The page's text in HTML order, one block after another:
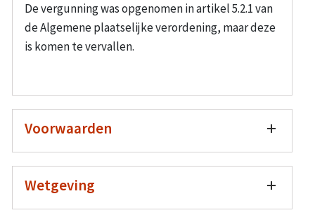
De vergunning was opgenomen in artikel 5.2.1 van
de Algemene plaatselijke verordening, maar deze
is komen te vervallen.
Voorwaarden
Wetgeving